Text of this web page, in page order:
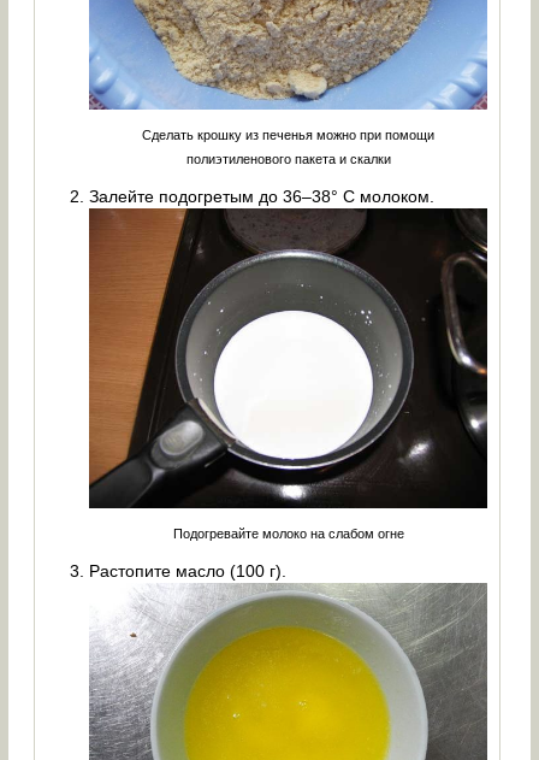
Сделать крошку из печенья можно при помощи
полиэтиленового пакета и скалки
Залейте подогретым до 36–38° С молоком.
Подогревайте молоко на слабом огне
Растопите масло (100 г).